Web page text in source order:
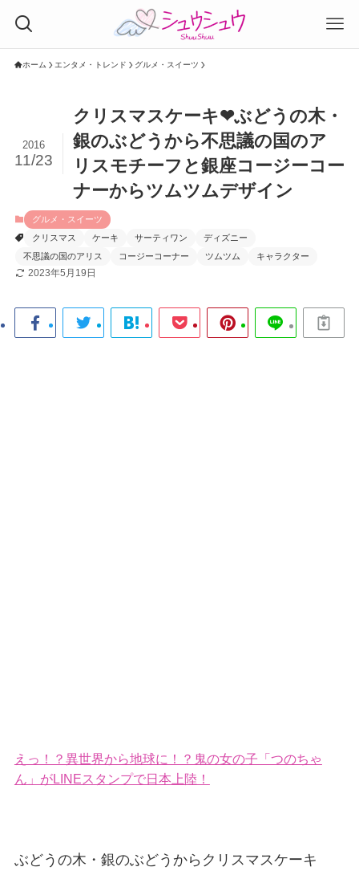
ホーム エンタメ・トレンド グルメ・スイーツ
クリスマスケーキ❤︎ぶどうの木・
銀のぶどうから不思議の国のア
リスモチーフと銀座コージーコー
ナーからツムツムデザイン
2016
11/23
グルメ・スイーツ
クリスマス
ケーキ サーティワン
ディズニー
不思議の国のアリス
コージーコーナー ツムツム キャラクター
2023年5月19日
えっ！？異世界から地球に！？鬼の女の子「つのちゃ
ん」がLINEスタンプで日本上陸！
ぶどうの木・銀のぶどうからクリスマスケーキ